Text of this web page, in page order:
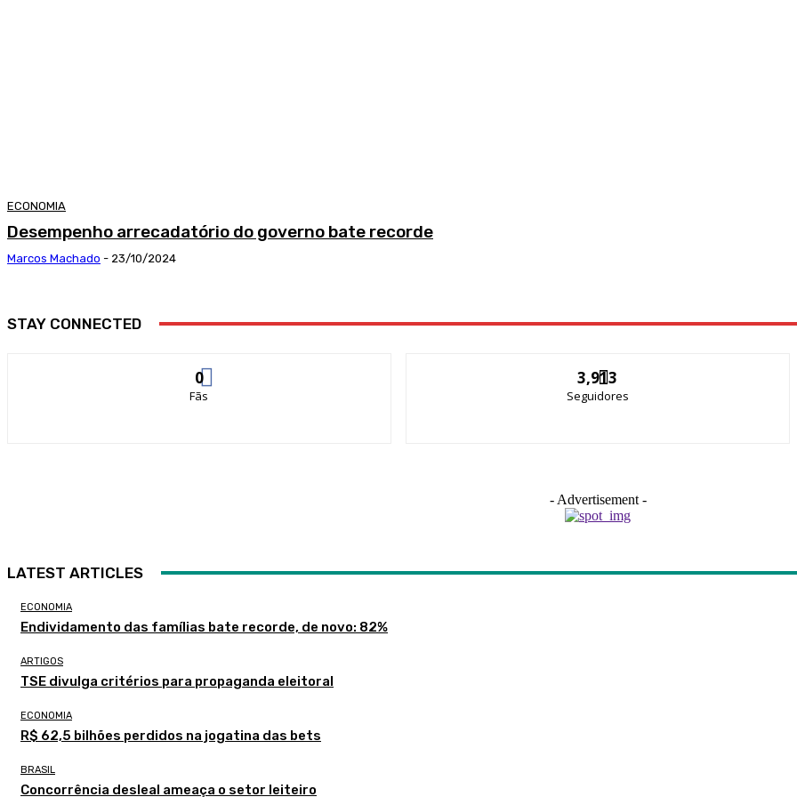
ECONOMIA
Desempenho arrecadatório do governo bate recorde
Marcos Machado - 23/10/2024
STAY CONNECTED
0
Fãs
3,913
Seguidores
- Advertisement -
LATEST ARTICLES
ECONOMIA
Endividamento das famílias bate recorde, de novo: 82%
ARTIGOS
TSE divulga critérios para propaganda eleitoral
ECONOMIA
R$ 62,5 bilhões perdidos na jogatina das bets
BRASIL
Concorrência desleal ameaça o setor leiteiro